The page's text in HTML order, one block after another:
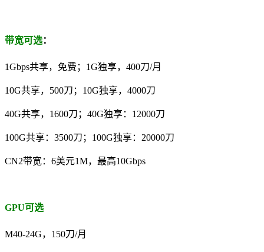
带宽可选：
1Gbps共享，免费；1G独享，400刀/月
10G共享，500刀；10G独享，4000刀
40G共享，1600刀；40G独享：12000刀
100G共享：3500刀；100G独享：20000刀
CN2带宽：6美元1M，最高10Gbps
GPU可选
M40-24G，150刀/月